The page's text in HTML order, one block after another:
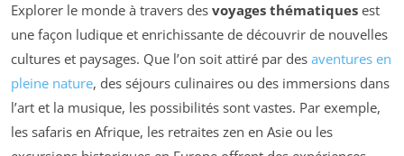
Explorer le monde à travers des voyages thématiques est
une façon ludique et enrichissante de découvrir de nouvelles
cultures et paysages. Que l’on soit attiré par des aventures en
pleine nature, des séjours culinaires ou des immersions dans
l’art et la musique, les possibilités sont vastes. Par exemple,
les safaris en Afrique, les retraites zen en Asie ou les